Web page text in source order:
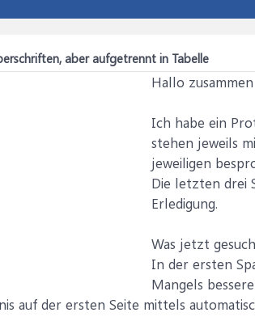
aber aufgetrennt in Tabelle
Hallo zusammen
Ich habe ein
stehen jeweils
jeweiligen
Die letzten drei
Erledigung.
Was jetzt
In der ersten
Mangels
auf der ersten Seite mittels